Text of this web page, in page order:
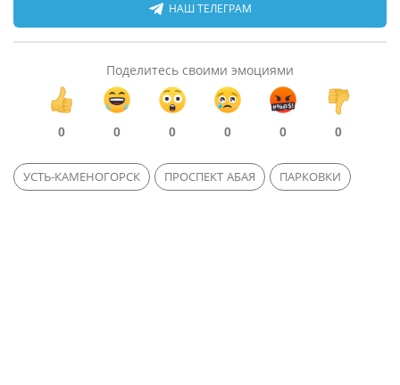
НАШ ТЕЛЕГРАМ
Поделитесь своими эмоциями
0 0 0 0 0 0
УСТЬ-КАМЕНОГОРСК ПРОСПЕКТ АБАЯ ПАРКОВКИ